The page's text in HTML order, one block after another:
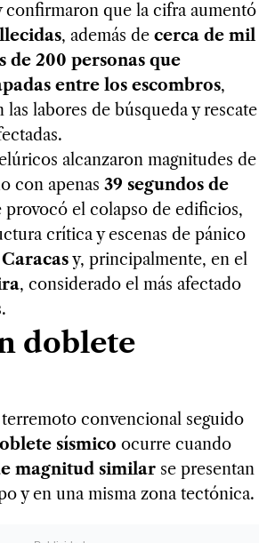
confirmaron que la cifra aumentó
, además de cerca de mil
de 200 personas que
entre los escombros,
labores de búsqueda y rescate
alcanzaron magnitudes de
con apenas 39 segundos de
provocó el colapso de edificios,
crítica y escenas de pánico
Caracasy, principalmente, en el
, considerado el más afectado
doblete
convencional seguido
sísmico ocurre cuando
magnitud similar se presentan
y en una misma zona tectónica.